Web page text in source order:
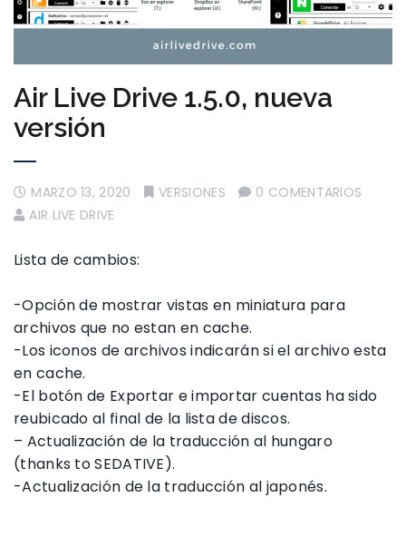
Air Live Drive 1.5.0, nueva
versión
MARZO 13, 2020 VERSIONES
0 COMENTARIOS
AIR LIVE DRIVE
Lista de cambios:
-Opción de mostrar vistas en miniatura para
archivos que no estan en cache.
-Los iconos de archivos indicarán si el archivo esta
en cache.
-El botón de Exportar e importar cuentas ha sido
reubicado al final de la lista de discos.
– Actualización de la traducción al hungaro
(thanks to SEDATIVE).
-Actualización de la traducción al japonés.